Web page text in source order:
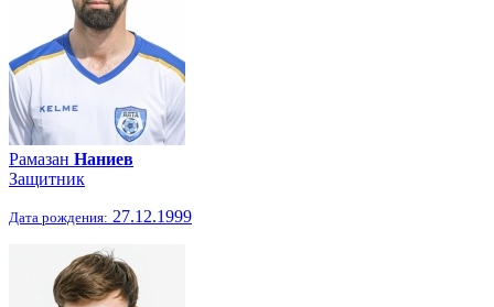
Рамазан Наниев
Защитник
Дата рождения: 27.12.1999